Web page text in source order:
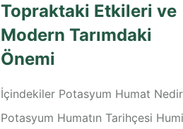
Topraktaki Etkileri ve
Modern Tarımdaki
Önemi
İçindekiler Potasyum Humat
Potasyum Humatın Tarihçesi